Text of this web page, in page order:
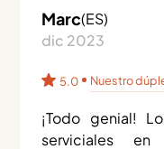
Marc(ES)
dic 2023
5.0 Nuestro
¡Todo genial!
serviciales